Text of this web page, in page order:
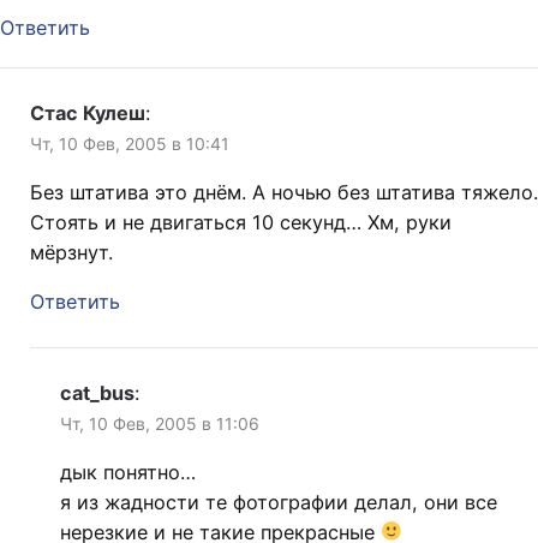
Ответить
Стас Кулеш:
Чт, 10 Фев, 2005 в 10:41
Без штатива это днём. А ночью без штатива тяжело.
Стоять и не двигаться 10 секунд… Хм, руки
мёрзнут.
Ответить
cat_bus:
Чт, 10 Фев, 2005 в 11:06
дык понятно…
я из жадности те фотографии делал, они все
нерезкие и не такие прекрасные